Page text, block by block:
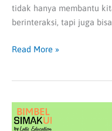
tidak hanya membantu
berinteraksi, tapi juga
Read More »
Cara